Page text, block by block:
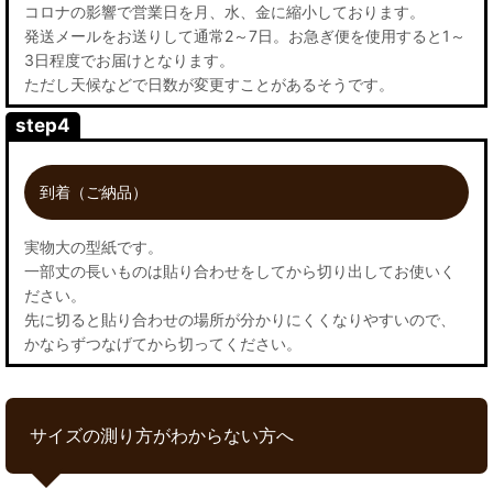
コロナの影響で営業日を月、水、金に縮小しております。
発送メールをお送りして通常2～7日。お急ぎ便を使用すると1～
3日程度でお届けとなります。
ただし天候などで日数が変更すことがあるそうです。
step4
到着（ご納品）
実物大の型紙です。
一部丈の長いものは貼り合わせをしてから切り出してお使いく
ださい。
先に切ると貼り合わせの場所が分かりにくくなりやすいので、
かならずつなげてから切ってください。
サイズの測り方がわからない方へ